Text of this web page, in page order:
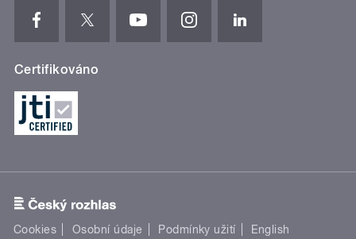
Certifikováno
Cookies Osobní údaje Podmínky užití English